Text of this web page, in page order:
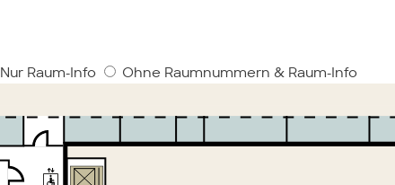
Nur Raum-Info Ohne Raumnummern & Raum-Info